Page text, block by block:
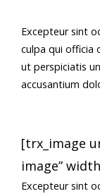
Excepteur sint
culpa qui officia
ut perspiciatis
accusantium
[trx_image
image”
Excepteur sint